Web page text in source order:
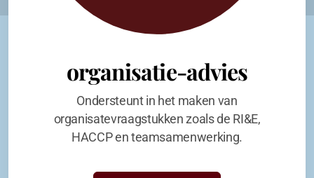
organisatie-advies
Ondersteunt in het maken van
organisatevraagstukken zoals de RI&E,
HACCP en teamsamenwerking.